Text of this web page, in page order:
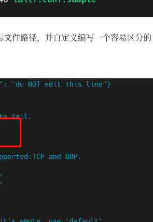
件路径，并自定义编写一个容易区分的